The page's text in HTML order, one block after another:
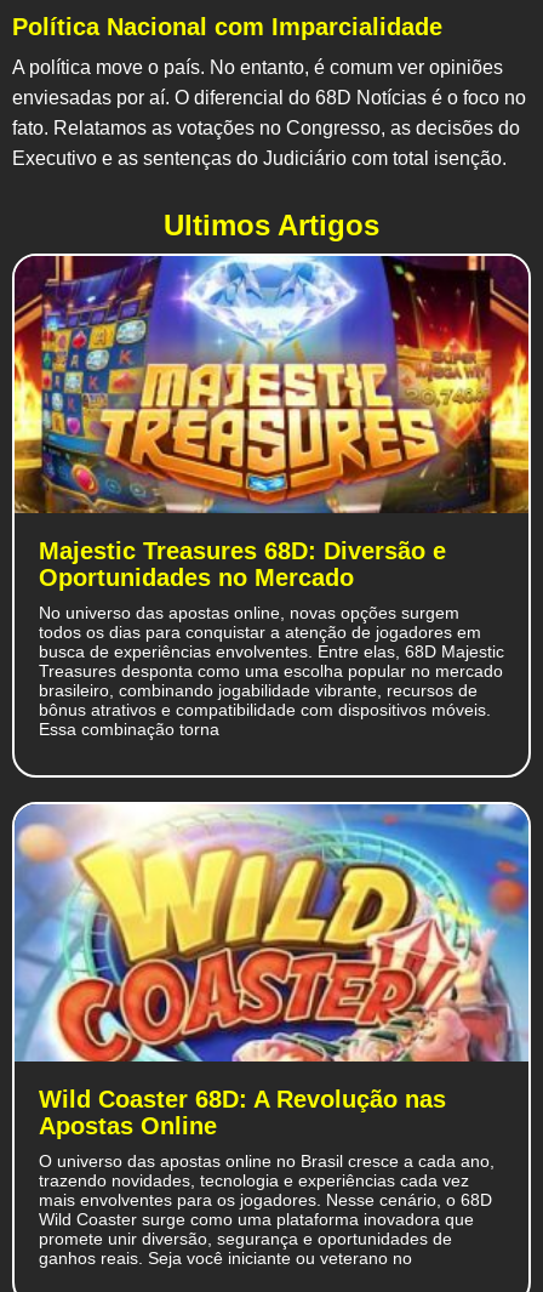
Política Nacional com Imparcialidade
A política move o país. No entanto, é comum ver opiniões
enviesadas por aí. O diferencial do 68D Notícias é o foco no
fato. Relatamos as votações no Congresso, as decisões do
Executivo e as sentenças do Judiciário com total isenção.
Ultimos Artigos
Majestic Treasures 68D: Diversão e
Oportunidades no Mercado
No universo das apostas online, novas opções surgem
todos os dias para conquistar a atenção de jogadores em
busca de experiências envolventes. Entre elas, 68D Majestic
Treasures desponta como uma escolha popular no mercado
brasileiro, combinando jogabilidade vibrante, recursos de
bônus atrativos e compatibilidade com dispositivos móveis.
Essa combinação torna
Wild Coaster 68D: A Revolução nas
Apostas Online
O universo das apostas online no Brasil cresce a cada ano,
trazendo novidades, tecnologia e experiências cada vez
mais envolventes para os jogadores. Nesse cenário, o 68D
Wild Coaster surge como uma plataforma inovadora que
promete unir diversão, segurança e oportunidades de
ganhos reais. Seja você iniciante ou veterano no